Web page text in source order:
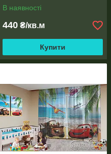
В наявності
440 ₴/кв.м
Купити